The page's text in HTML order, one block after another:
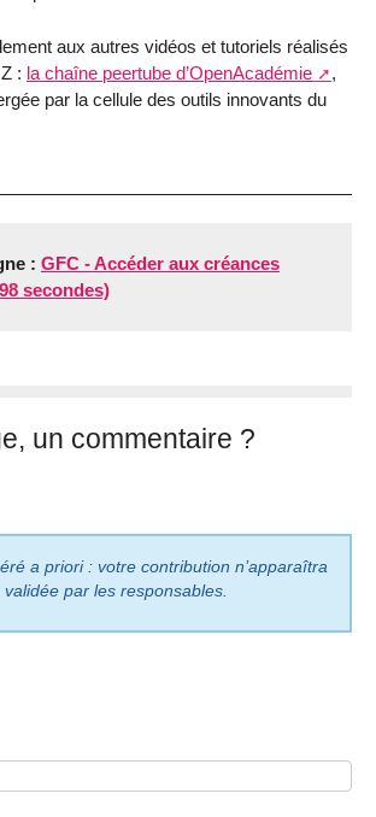
aux autres vidéos et tutoriels réalisés
: la chaîne peertube d’OpenAcadémie
,
par la cellule des outils innovants du
: GFC - Accéder aux créances
secondes)
un commentaire ?
a priori : votre contribution n’apparaîtra
validée par les responsables.